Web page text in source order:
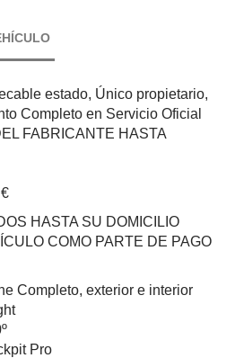
estado, Único propietario,
Completo en Servicio Oficial
FABRICANTE HASTA
HASTA SU DOMICILIO
COMO PARTE DE PAGO
Completo, exterior e interior
Pro